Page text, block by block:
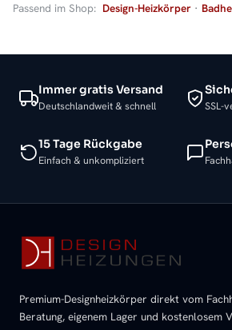
Passend im Shop: Design-Heizkörper ·
Immer gratis Versand
Deutschlandweit & schnell SSL-
15 Tage Rückgabe
Einfach & unkompliziert
Premium-Designheizkörper direkt vom
Beratung, eigenem Lager und kostenlosem